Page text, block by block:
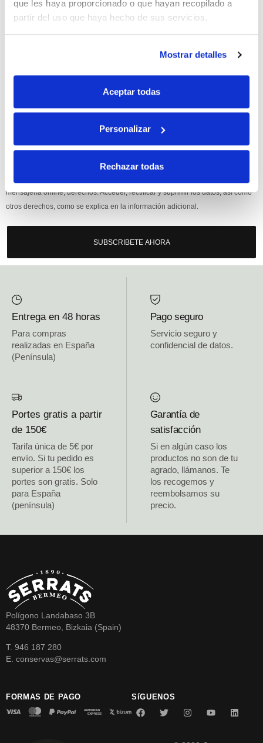
que les haya proporcionado o que hayan recopilado a
partir del uso que haya hecho de sus servicios.
Mostrar detalles
Aceptar todas
Personalizar
Rechazar todas
en tu primera compra.
Responsable: HIJOS DE JOSÉ SERRATS S.A. Finalidad: tratamientos con
mensajería online, derechos: Acceder, rectificar y suprimir los datos, así como
otros derechos, como se explica en la información adicional.
SUBSCRIBETE AHORA
Entrega en 48 horas
Para compras
realizadas en España
(Península)
Pago seguro
Servicio seguro y
confidencial de datos.
Portes gratis a partir
de 150€
Tarifa única de 5€ por
envío. Si tu pedido es
superior a 150€ los
portes son gratis. Solo
para España
(península)
Garantía de
satisfacción
Si en algún caso los
productos no son de tu
agrado, llámanos. Te
los recogemos y
reembolsamos su
precio.
Polígono Landabaso 3B
48370 Bermeo, Bizkaia (Spain)
T. 946 187 280
E. conservas@serrats.com
FORMAS DE PAGO SíGUENOS